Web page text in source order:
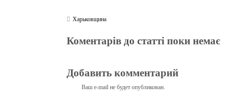
Харьковщина
Коментарів до статті поки немає
Добавить комментарий
Ваш e-mail не будет опубликован.